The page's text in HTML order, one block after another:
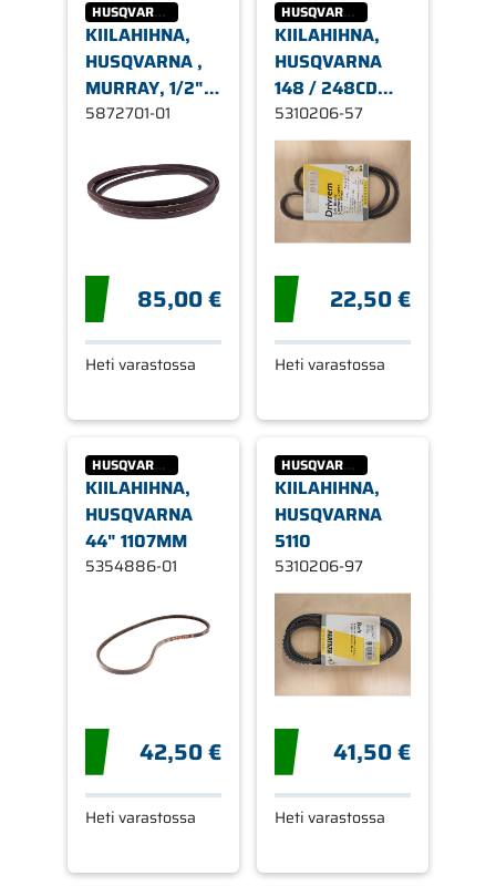
HUSQVARNA
KIILAHIHNA,
HUSQVARNA ,
MURRAY, 1/2" X
97"
5872701-01
85,00 €
Heti varastossa
HUSQVARNA
KIILAHIHNA,
HUSQVARNA
148 / 248CD
ROYAL 19S
5310206-57
22,50 €
Heti varastossa
HUSQVARNA
KIILAHIHNA,
HUSQVARNA
44" 1107MM
5354886-01
42,50 €
Heti varastossa
HUSQVARNA
KIILAHIHNA,
HUSQVARNA
5110
5310206-97
41,50 €
Heti varastossa